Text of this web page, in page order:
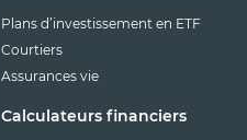
Plans d’investissement en ETF
Courtiers
Assurances vie
Calculateurs financiers